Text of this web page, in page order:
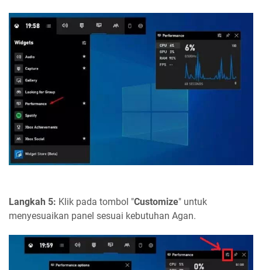
Langkah 5: Klik pada tombol "Customize" untuk
menyesuaikan panel sesuai kebutuhan Agan.